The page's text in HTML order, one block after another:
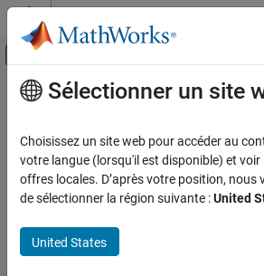
Passer au contenu
Activer/désactiver
Accueil de la documentation
MATLAB Coder
Deployment
Custom Toolchain Registration
addPrebuildTool
Contenu principal
addPrebuildTool
Class:coder.make.ToolchainInfo
Namespace:coder.make
expand all in page
Sélectionner un site
Choisissez un site web pour accéder au
votre langue (lorsqu'il est disponible) et voir
offres locales. D’après votre position, nous
de sélectionner la région suivante :United
United States